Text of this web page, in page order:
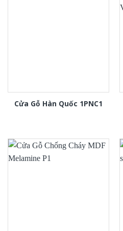
Cửa Gỗ Hàn Quốc 1PNC1